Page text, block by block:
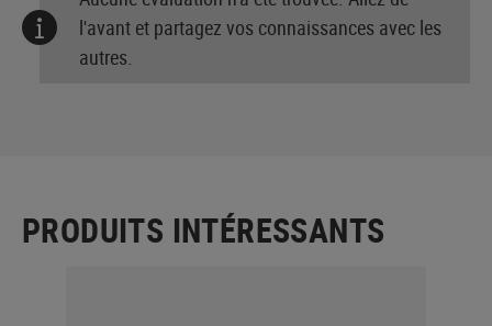
l'avant et partagez vos connaissances avec les
autres.
PRODUITS INTÉRESSANTS